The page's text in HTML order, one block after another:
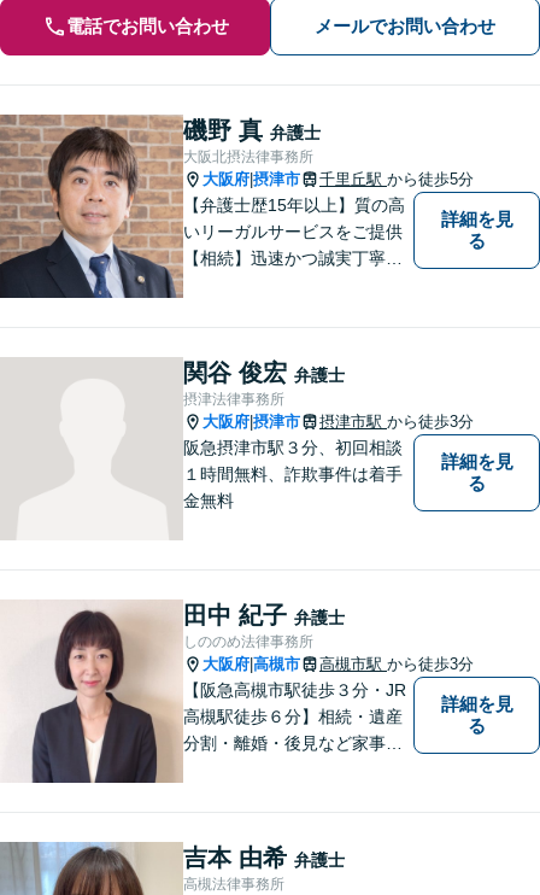
電話でお問い合わせ メールでお問い合わせ
磯野 真 弁護士
大阪北摂法律事務所
大阪府 摂津市 千里丘駅 から徒歩5分
【弁護士歴15年以上】質の高
いリーガルサービスをご提供
【相続】迅速かつ誠実丁寧な
作成／企業間トラブル／問題
社員の対応など。顧問契約も
可【オンライン面談】【千里
丘駅5分】
詳細を見
る
関谷 俊宏 弁護士
摂津法律事務所
大阪府 摂津市 摂津市駅 から徒歩3分
阪急摂津市駅３分、初回相談
１時間無料、詐欺事件は着手
金無料
詳細を見
る
田中 紀子 弁護士
しののめ法律事務所
大阪府 高槻市 高槻市駅 から徒歩3分
【阪急高槻市駅徒歩３分・JR
高槻駅徒歩６分】相続・遺産
分割・離婚・後見など家事事
はご相談ください。
詳細を見
る
吉本 由希 弁護士
高槻法律事務所